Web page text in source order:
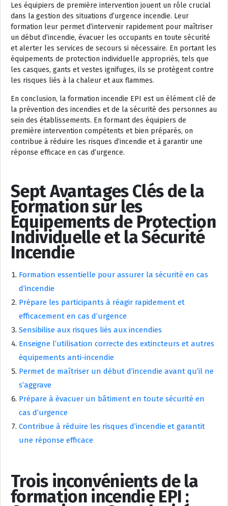
Les équipiers de première intervention jouent un rôle crucial
dans la gestion des situations d’urgence incendie. Leur
formation leur permet d’intervenir rapidement pour maîtriser
un début d’incendie, évacuer les occupants en toute sécurité
et alerter les services de secours si nécessaire. En portant les
équipements de protection individuelle appropriés, tels que
les casques, gants et vestes ignifuges, ils se protègent contre
les risques liés à la chaleur et aux flammes.
En conclusion, la formation incendie EPI est un élément clé de
la prévention des incendies et de la sécurité des personnes au
sein des établissements. En formant des équipiers de
première intervention compétents et bien préparés, on
contribue à réduire les risques d’incendie et à garantir une
réponse efficace en cas d’urgence.
Sept Avantages Clés de la
Formation sur les
Équipements de Protection
Individuelle et la Sécurité
Incendie
Formation essentielle pour assurer la sécurité en cas
d’incendie
Prépare les participants à réagir rapidement et
efficacement en cas d’urgence
Sensibilise aux risques liés aux incendies
Enseigne l’utilisation correcte des extincteurs et autres
équipements anti-incendie
Permet de maîtriser un début d’incendie avant qu’il ne
s’aggrave
Prépare à évacuer un bâtiment en toute sécurité en
cas d’urgence
Contribue à réduire les risques d’incendie et garantit
une réponse efficace
Trois inconvénients de la
formation incendie EPI :